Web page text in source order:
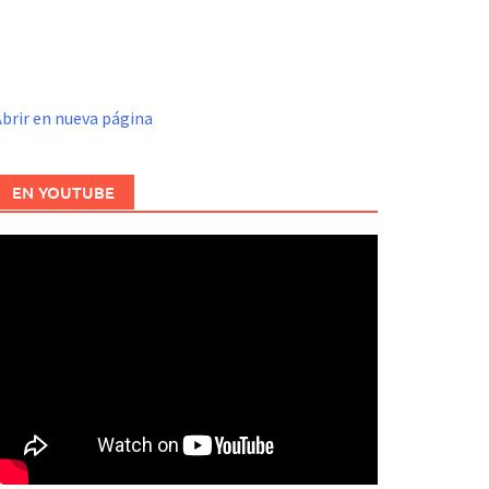
en nueva página
EN YOUTUBE